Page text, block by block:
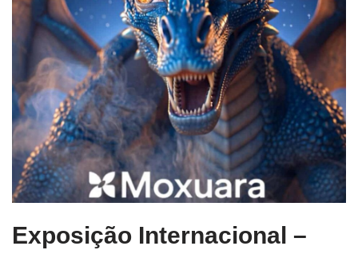
Exposição Internacional –